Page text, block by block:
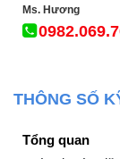
Ms. Hương
THÔNG SỐ
Tổng quan